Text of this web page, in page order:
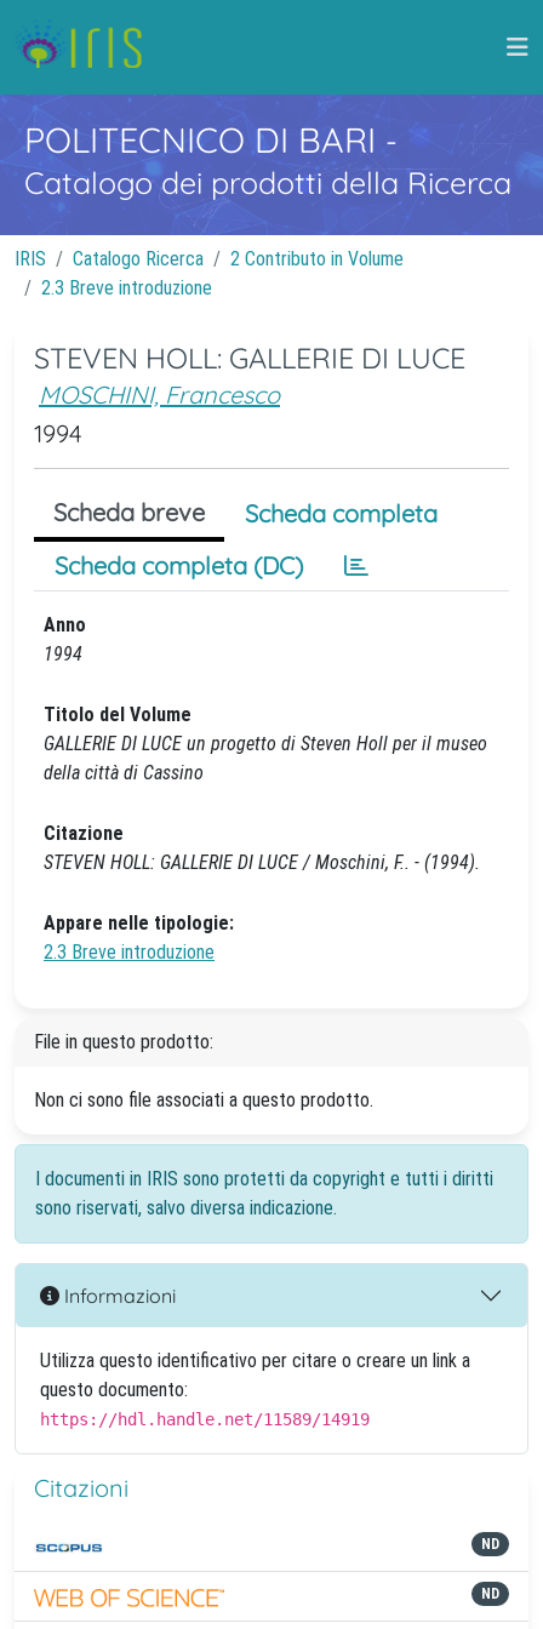
POLITECNICO DI BARI -
Catalogo dei prodotti della Ricerca
IRIS Catalogo Ricerca
2 Contributo in Volume
2.3 Breve introduzione
STEVEN HOLL: GALLERIE DI LUCE
MOSCHINI, Francesco
1994
Scheda breve
Scheda completa
Scheda completa (DC)
Anno
1994
Titolo del Volume
GALLERIE DI LUCE un progetto di Steven Holl per il museo
della città di Cassino
Citazione
STEVEN HOLL: GALLERIE DI LUCE / Moschini, F.. - (1994).
Appare nelle tipologie:
2.3 Breve introduzione
File in questo prodotto:
Non ci sono file associati a questo prodotto.
I documenti in IRIS sono protetti da copyright e tutti i diritti
sono riservati, salvo diversa indicazione.
Informazioni
Utilizza questo identificativo per citare o creare un link a
questo documento:
https://hdl.handle.net/11589/14919
Citazioni
ND
ND